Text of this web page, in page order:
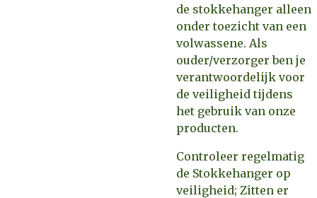
de stokkehanger alleen
onder toezicht van een
volwassene. Als
ouder/verzorger ben je
verantwoordelijk voor
de veiligheid tijdens
het gebruik van onze
producten.
Controleer regelmatig
de Stokkehanger op
veiligheid; Zitten er